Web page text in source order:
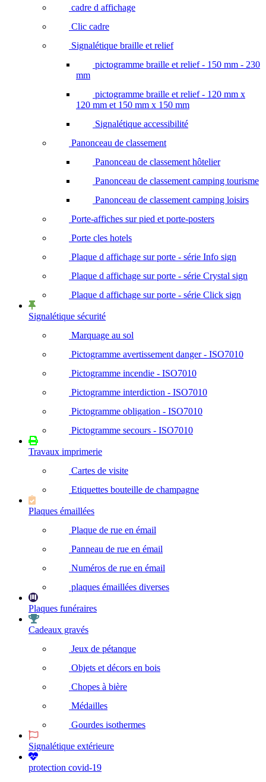
cadre d affichage
Clic cadre
Signalétique braille et relief
pictogramme braille et relief - 150 mm - 230
mm
pictogramme braille et relief - 120 mm x
120 mm et 150 mm x 150 mm
Signalétique accessibilité
Panonceau de classement
Panonceau de classement hôtelier
Panonceau de classement camping tourisme
Panonceau de classement camping loisirs
Porte-affiches sur pied et porte-posters
Porte cles hotels
Plaque d affichage sur porte - série Info sign
Plaque d affichage sur porte - série Crystal sign
Plaque d affichage sur porte - série Click sign
Signalétique sécurité
Marquage au sol
Pictogramme avertissement danger - ISO7010
Pictogramme incendie - ISO7010
Pictogramme interdiction - ISO7010
Pictogramme obligation - ISO7010
Pictogramme secours - ISO7010
Travaux imprimerie
Cartes de visite
Etiquettes bouteille de champagne
Plaques émaillées
Plaque de rue en émail
Panneau de rue en émail
Numéros de rue en émail
plaques émaillées diverses
Plaques funéraires
Cadeaux gravés
Jeux de pétanque
Objets et décors en bois
Chopes à bière
Médailles
Gourdes isothermes
Signalétique extérieure
protection covid-19